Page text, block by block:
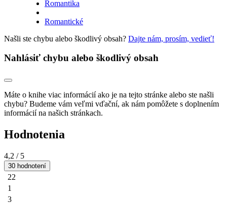
Romantika
Romantické
Našli ste chybu alebo škodlivý obsah? Dajte nám, prosím, vedieť!
Nahlásiť chybu alebo škodlivý obsah
Máte o knihe viac informácií ako je na tejto stránke alebo ste našli
chybu? Budeme vám veľmi vďační, ak nám pomôžete s doplnením
informácií na našich stránkach.
Hodnotenia
4,2 / 5
30 hodnotení
22
1
3